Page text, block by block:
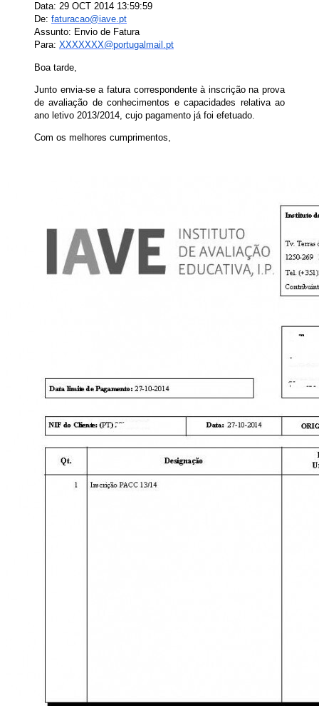
Data: 29 OCT 2014 13:59:59
De: faturacao@iave.pt
Assunto: Envio de Fatura
Para: XXXXXXX@portugalmail.pt
Boa tarde,
Junto envia-se a fatura correspondente à inscrição na prova
de avaliação de conhecimentos e capacidades relativa ao
ano letivo 2013/2014, cujo pagamento já foi efetuado.
Com os melhores cumprimentos,